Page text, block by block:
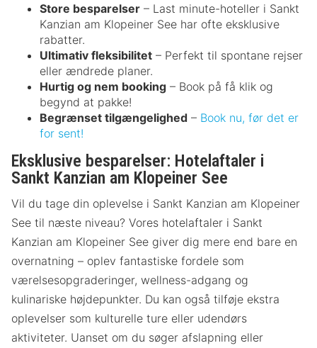
Store besparelser – Last minute-hoteller i Sankt
Kanzian am Klopeiner See har ofte eksklusive
rabatter.
Ultimativ fleksibilitet – Perfekt til spontane rejser
eller ændrede planer.
Hurtig og nem booking – Book på få klik og
begynd at pakke!
Begrænset tilgængelighed – Book nu, før det er
for sent!
Eksklusive besparelser: Hotelaftaler i
Sankt Kanzian am Klopeiner See
Vil du tage din oplevelse i Sankt Kanzian am Klopeiner
See til næste niveau? Vores hotelaftaler i Sankt
Kanzian am Klopeiner See giver dig mere end bare en
overnatning – oplev fantastiske fordele som
værelsesopgraderinger, wellness-adgang og
kulinariske højdepunkter. Du kan også tilføje ekstra
oplevelser som kulturelle ture eller udendørs
aktiviteter. Uanset om du søger afslapning eller